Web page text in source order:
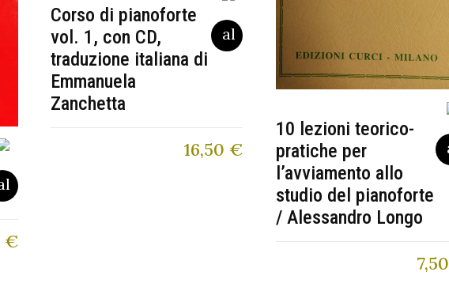
€
Corso di pianoforte
vol. 1, con CD,
traduzione italiana di
Emmanuela
Zanchetta
16,50 €
10 lezioni teorico-
pratiche per
l’avviamento allo
studio del pianoforte
/ Alessandro Longo
7,50